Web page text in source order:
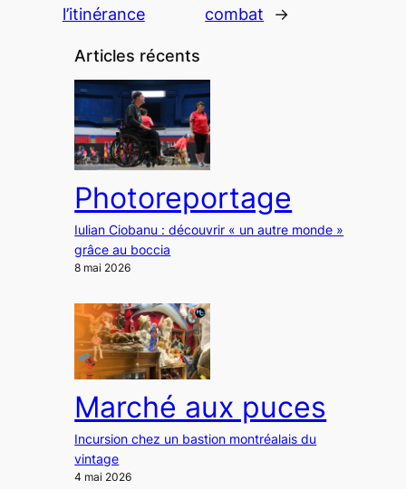
l’itinérance
combat
→
Articles récents
Photoreportage
Iulian Ciobanu : découvrir « un autre monde »
grâce au boccia
8 mai 2026
Marché aux puces
Incursion chez un bastion montréalais du
vintage
4 mai 2026